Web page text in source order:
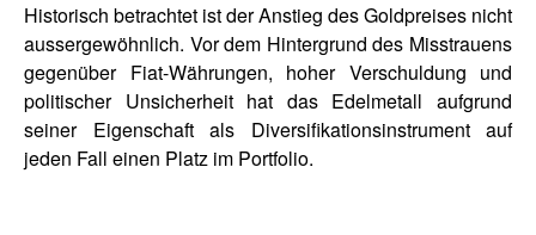
Historisch betrachtet ist der Anstieg des Goldpreises nicht
aussergewöhnlich. Vor dem Hintergrund des Misstrauens
gegenüber Fiat-Währungen, hoher Verschuldung und
politischer Unsicherheit hat das Edelmetall aufgrund
seiner Eigenschaft als Diversifikationsinstrument auf
jeden Fall einen Platz im Portfolio.